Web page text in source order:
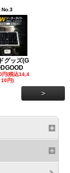
No.3
グッズ(G
円(税込14,4
10円)
>